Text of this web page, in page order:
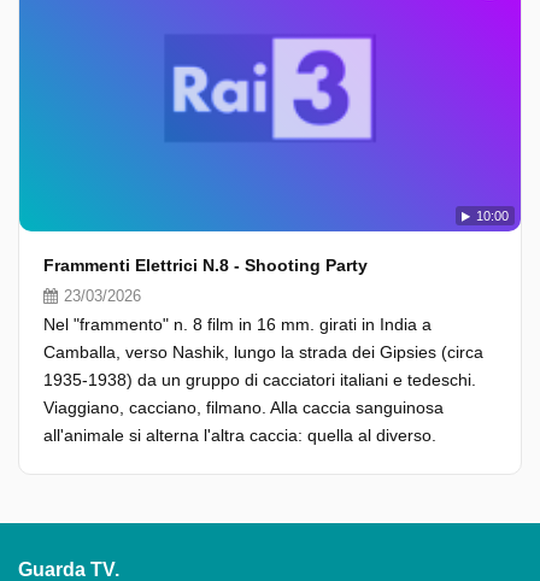
10:00
Frammenti Elettrici N.8 - Shooting Party
23/03/2026
Nel "frammento" n. 8 film in 16 mm. girati in India a
Camballa, verso Nashik, lungo la strada dei Gipsies (circa
1935-1938) da un gruppo di cacciatori italiani e tedeschi.
Viaggiano, cacciano, filmano. Alla caccia sanguinosa
all'animale si alterna l'altra caccia: quella al diverso.
Guarda TV.